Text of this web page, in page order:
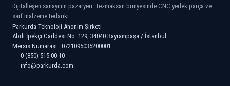
Dijitalleşen sanayinin pazaryeri. Tezmaksan bünyesinde CNC yedek parça ve
sarf malzeme tedariki.
Parkurda Teknoloji Anonim Şirketi
Abdi İpekçi Caddesi No: 129, 34040 Bayrampaşa / İstanbul
Mersis Numarası : 0721095035200001
0 (850) 515 00 10
info@parkurda.com